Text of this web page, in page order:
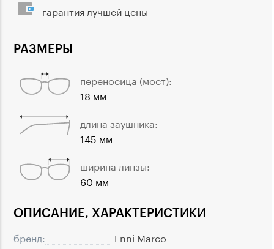
ОПИСАНИЕ, ХАРАКТЕРИСТИКИ
бренд:
Enni Marco
РАЗМЕРЫ
переносица (мост):
18 мм
длина заушника:
145 мм
ширина линзы:
60 мм
гарантия лучшей цены